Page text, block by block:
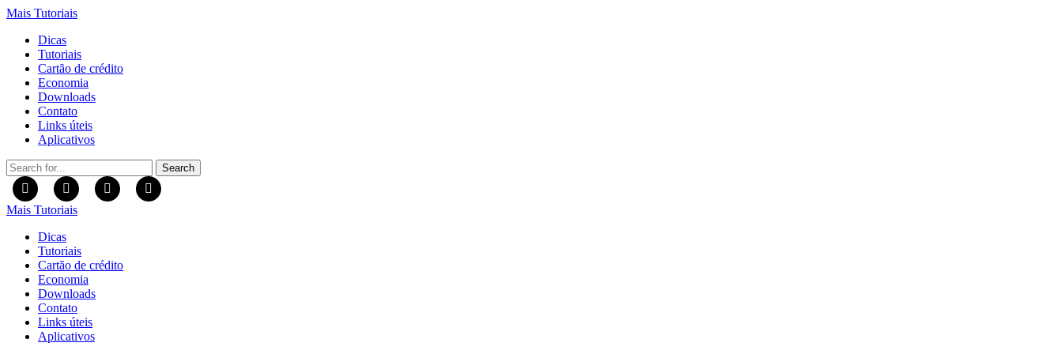
Mais Tutoriais
Dicas
Tutoriais
Cartão de crédito
Economia
Downloads
Contato
Links úteis
Aplicativos
Search
for:
Mais Tutoriais
Dicas
Tutoriais
Cartão de crédito
Economia
Downloads
Contato
Links úteis
Aplicativos